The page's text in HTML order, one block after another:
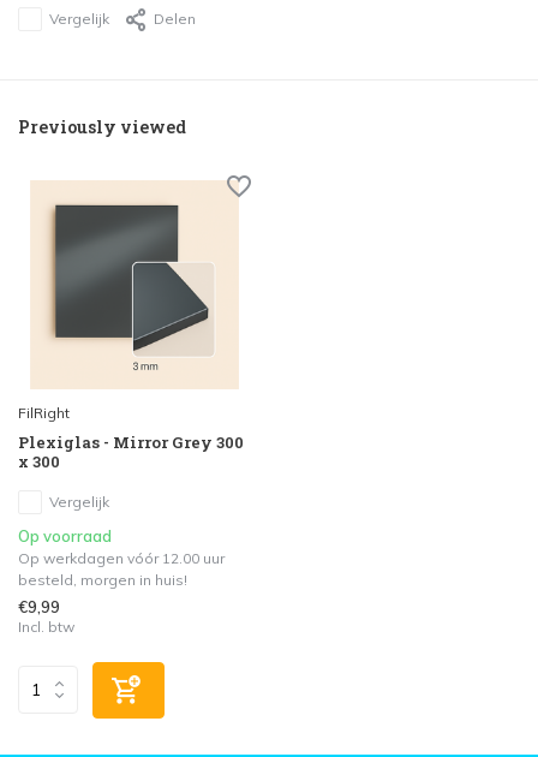
Vergelijk Delen
Previously viewed
FilRight
Plexiglas - Mirror Grey 300
x 300
Vergelijk
Op voorraad
Op werkdagen vóór 12.00 uur
besteld, morgen in huis!
€9,99
Incl. btw